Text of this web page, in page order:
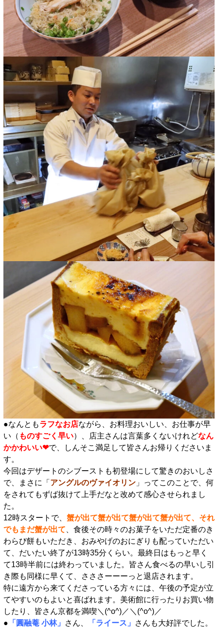
●なんともラフなお店ながら、お料理おいしい、お仕事が早
い（ ものすごく早い）、店主さんは言葉多くないけれどなん
かかわいい❤で、しんそこ満足して皆さんお帰りくださいま
す。
今回はデザートのシブーストも初登場にして驚きのおいしさ
で、まさに「 アングルのヴァイオリン」ってこのことで、何
をされてもずば抜けて上手だなと改めて感心させられまし
た。
12時スタートで、 蟹が出て蟹が出て蟹が出て蟹が出て、それ
でもまだ蟹が出て、食後その時々のお菓子をいただ定番のき
わらび餅もいただき、おみやげのおにぎりも配っていただい
て、だいたい終了が13時35分くらい。最終日はもっと早く
て13時半前には終わっていました。皆さん食べるの早いし引
き際も同様に早くて、さささーーーっと退店されます。
特に遠方から来てくださっている方々には、午後の予定が立
てやすいのもよいと喜ばれます。美術館に行ったりお買い物
したり、皆さん京都を満喫＼(^o^)／＼(^o^)／
● 「圓融菴 小林」 さん、 「ライース」
さんも大好評でした。